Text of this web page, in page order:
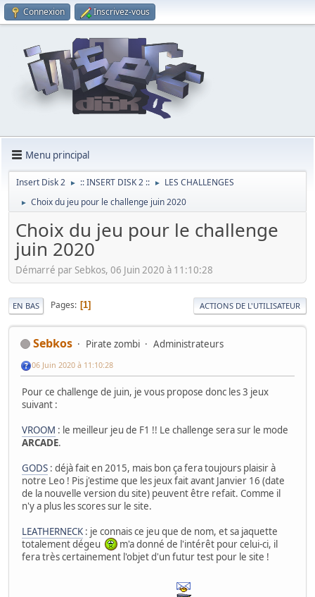
Connexion Inscrivez-vous
Menu principal
Insert Disk 2 ► :: INSERT DISK 2 :: ► LES CHALLENGES
► Choix du jeu pour le challenge juin 2020
Choix du jeu pour le challenge
juin 2020
Démarré par Sebkos, 06 Juin 2020 à 11:10:28
EN BAS Pages 1 ACTIONS DE L'UTILISATEUR
Sebkos Pirate zombi Administrateurs
06 Juin 2020 à 11:10:28
Pour ce challenge de juin, je vous propose donc les 3 jeux
suivant :
VROOM : le meilleur jeu de F1 !! Le challenge sera sur le mode
ARCADE.
GODS : déjà fait en 2015, mais bon ça fera toujours plaisir à
notre Leo ! Pis j'estime que les jeux fait avant Janvier 16 (date
de la nouvelle version du site) peuvent être refait. Comme il
n'y a plus les scores sur le site.
LEATHERNECK : je connais ce jeu que de nom, et sa jaquette
totalement dégeu
m'a donné de l'intérêt pour celui-ci, il
fera très certainement l'objet d'un futur test pour le site !